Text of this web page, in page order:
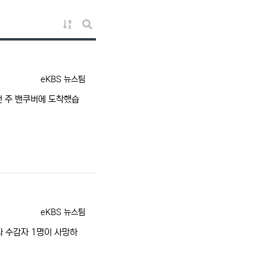
게시물 정렬
게시판 검색
등록자
eKBS 뉴스팀
주 밴쿠버에 도착했습
등록자
eKBS 뉴스팀
수감자 1명이 사망하